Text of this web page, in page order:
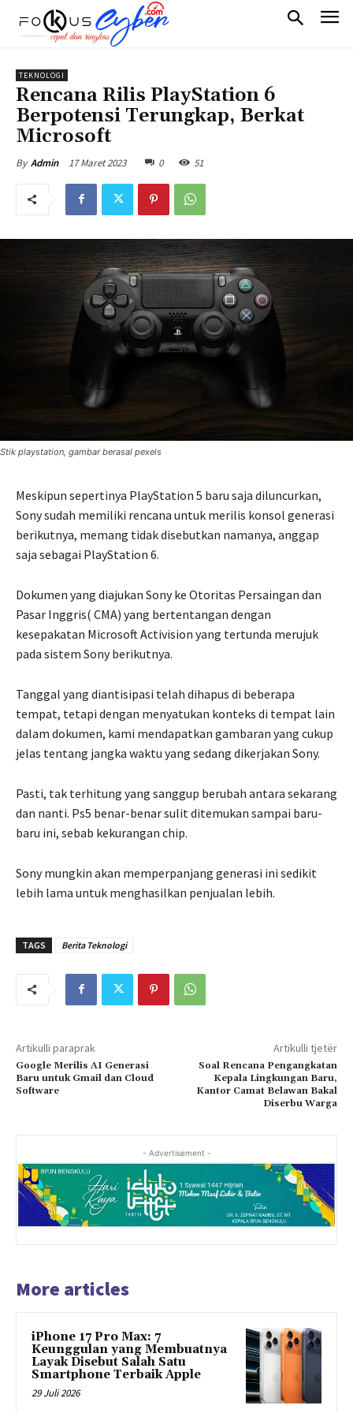
TEKNOLOGI
Rencana Rilis PlayStation 6
Berpotensi Terungkap, Berkat
Microsoft
By Admin 17 Maret 2023 0 51
Stik playstation, gambar berasal pexels
Meskipun sepertinya PlayStation 5 baru saja diluncurkan,
Sony sudah memiliki rencana untuk merilis konsol generasi
berikutnya, memang tidak disebutkan namanya, anggap
saja sebagai PlayStation 6.
Dokumen yang diajukan Sony ke Otoritas Persaingan dan
Pasar Inggris( CMA) yang bertentangan dengan
kesepakatan Microsoft Activision yang tertunda merujuk
pada sistem Sony berikutnya.
Tanggal yang diantisipasi telah dihapus di beberapa
tempat, tetapi dengan menyatukan konteks di tempat lain
dalam dokumen, kami mendapatkan gambaran yang cukup
jelas tentang jangka waktu yang sedang dikerjakan Sony.
Pasti, tak terhitung yang sanggup berubah antara sekarang
dan nanti. Ps5 benar-benar sulit ditemukan sampai baru-
baru ini, sebab kekurangan chip.
Sony mungkin akan memperpanjang generasi ini sedikit
lebih lama untuk menghasilkan penjualan lebih.
TAGS Berita Teknologi
Artikulli paraprak
Google Merilis AI Generasi
Baru untuk Gmail dan Cloud
Software
Artikulli tjetër
Soal Rencana Pengangkatan
Kepala Lingkungan Baru,
Kantor Camat Belawan Bakal
Diserbu Warga
- Advertisement -
More articles
iPhone 17 Pro Max: 7
Keunggulan yang Membuatnya
Layak Disebut Salah Satu
Smartphone Terbaik Apple
29 Juli 2026